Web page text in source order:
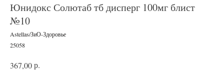
Юнидокс Солютаб тб дисперг 100мг блист
№10
Astellas/ЗиО-Здоровье
25058
367,00р.